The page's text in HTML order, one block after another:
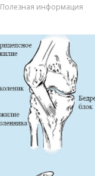
Полезная информация